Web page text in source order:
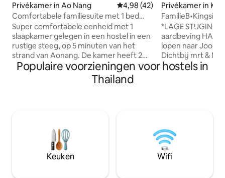
Privékamer in Ao Nang Gemiddelde beoordeling van
4,98 (42)
Comfortabele familiesuite met 1 bed
voor maximaal 4 personen
Super comfortabele eenheid met 1
slaapkamer gelegen in een hostel in een
rustige steeg, op 5 minuten van het
strand van Aonang. De kamer heeft 2
zoneringen: slaapkamer met een
supercomfortabel kingsize bed en een
woonkamer met een queensize
dubbele regendouches. Smart TV, Wifi,
Safebox en een set van tafel en stoelen.
Zeer beroemd Thais restaurant direct
naast de deur, 7 Elf ligt op 2 minuten
Privékamer in
ang
FamilieB•Kingsize
schoon
*LAGE
aardbeving HART
lopen naar Jood
Dichtbij mrt &
Privékamer en
restaurants,
en avondmarkt,
wifi,
Maak het klaar
Populaire voorzieningen voor hostels in
Thailand
Keuken Wifi